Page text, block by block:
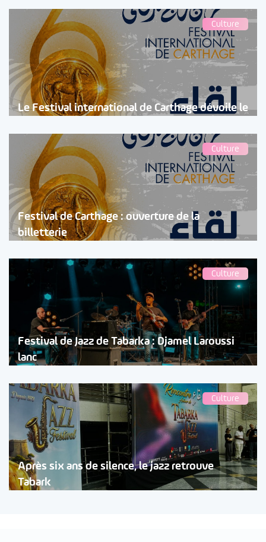
Culture
Le Festival international de Carthage dévoile le
Culture
Festival de Carthage : ouverture de la
billetterie
Culture
Festival de Jazz de Tabarka : Djamel Laroussi
lanc
Culture
Après six ans de silence, le jazz retrouve
Tabark